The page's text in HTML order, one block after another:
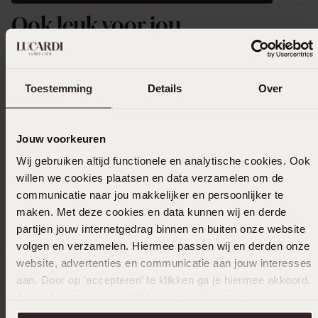
Toestemming Details Over
Jouw voorkeuren
Wij gebruiken altijd functionele en analytische cookies. Ook
willen we cookies plaatsen en data verzamelen om de
communicatie naar jou makkelijker en persoonlijker te
maken. Met deze cookies en data kunnen wij en derde
partijen jouw internetgedrag binnen en buiten onze website
volgen en verzamelen. Hiermee passen wij en derden onze
website, advertenties en communicatie aan jouw interesses
aan. Door op ‘accepteren’ te klikken ga je hiermee akkoord.
over in onscookiebeleid.
Ook leuk voor jou